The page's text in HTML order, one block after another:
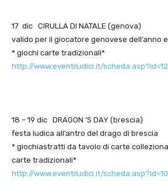
17 dic CIRULLA DI NATALE (genova)
valido per il giocatore genovese dell’anno
* giochi carte tradizionali*
http://www.eventiludici.it/
18 – 19 dic DRAGON ‘S DAY (brescia)
festa ludica all’antro del drago di brescia
* giochiastratti da tavolo di carte
carte tradizionali*
http://www.eventiludici.it/